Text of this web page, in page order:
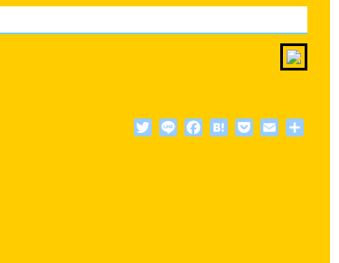
TwitterLine Facebook
HatenaPocketEmail